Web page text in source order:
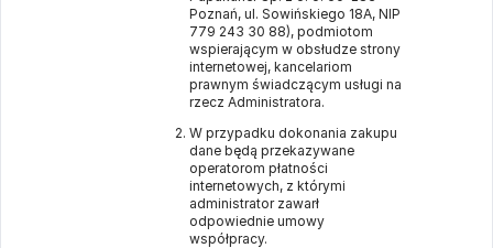
Poznań, ul. Sowińskiego 18A, NIP
779 243 30 88), podmiotom
wspierającym w obsłudze strony
internetowej, kancelariom
prawnym świadczącym usługi na
rzecz Administratora.
W przypadku dokonania zakupu
dane będą przekazywane
operatorom płatności
internetowych, z którymi
administrator zawarł
odpowiednie umowy
współpracy.